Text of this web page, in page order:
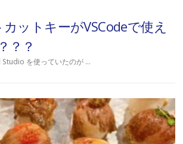
ットキーがVSCodeで使え
？？
Studio を使っていたのが …